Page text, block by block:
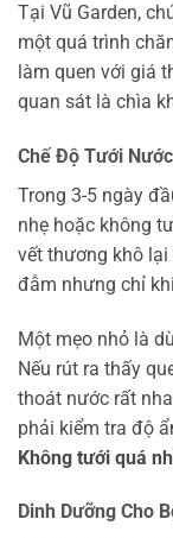
Tại Vũ Garden,
một quá trình
làm quen với giá
quan sát là chìa
Chế Độ Tưới
Trong 3-5 ngày
nhẹ hoặc không
vết thương khô
đẫm nhưng chỉ
Một mẹo nhỏ là
Nếu rút ra thấy
thoát nước rất
phải kiểm tra độ
Không tưới quá
Dinh Dưỡng Cho